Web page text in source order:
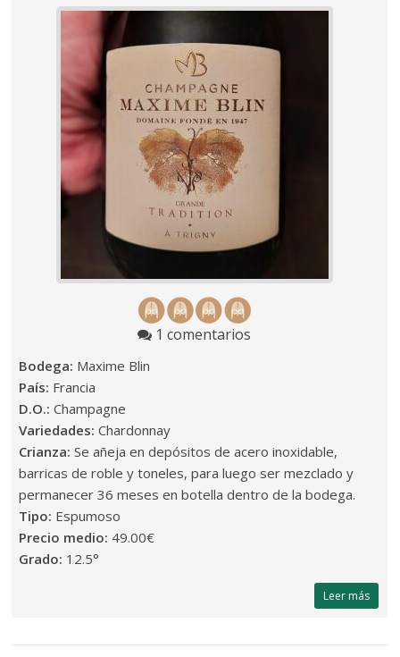
1 comentarios
Bodega: Maxime Blin
País: Francia
D.O.:Champagne
Variedades:Chardonnay
Crianza:Se añeja en depósitos de acero inoxidable,
barricas de roble y toneles, para luego ser mezclado y
permanecer 36 meses en botella dentro de la bodega.
Tipo: Espumoso
Precio medio: 49.00€
Grado: 12.5°
Leer más